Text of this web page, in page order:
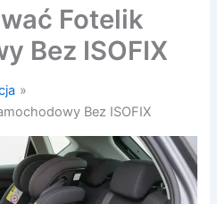
Fotelik
Bez ISOFIX
Bez ISOFIX